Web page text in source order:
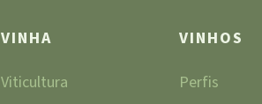
VINHA
Viticultura
VINHOS
Perfis